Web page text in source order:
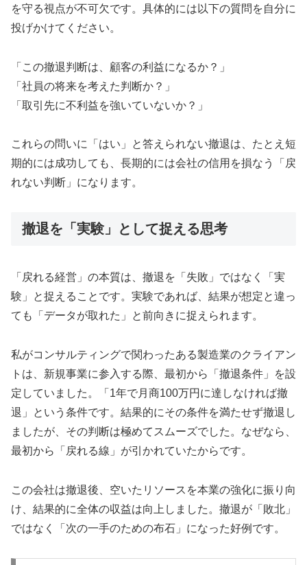
を守る視点が不可欠です。具体的には以下の質問を自分に
投げかけてください。
「この撤退判断は、顧客の利益になるか？」
「社員の将来を考えた判断か？」
「取引先に不利益を強いていないか？」
これらの問いに「はい」と答えられない撤退は、たとえ短
期的には成功しても、長期的には会社の信用を損なう「戻
れない判断」になります。
撤退を「実験」として捉える思考
「戻れる経営」の本質は、撤退を「失敗」ではなく「実
験」と捉えることです。実験であれば、結果が想定と違っ
ても「データが取れた」と前向きに捉えられます。
私がコンサルティングで関わったある製造業のクライアン
トは、新規事業に参入する際、最初から「撤退条件」を設
定していました。「1年で月商100万円に達しなければ撤
退」という条件です。結果的にその条件を満たせず撤退し
ましたが、その判断は極めてスムーズでした。なぜなら、
最初から「戻れる線」が引かれていたからです。
この会社は撤退後、空いたリソースを本業の強化に振り向
け、結果的に全体の収益は向上しました。撤退が「敗北」
ではなく「次の一手のための布石」になった好例です。